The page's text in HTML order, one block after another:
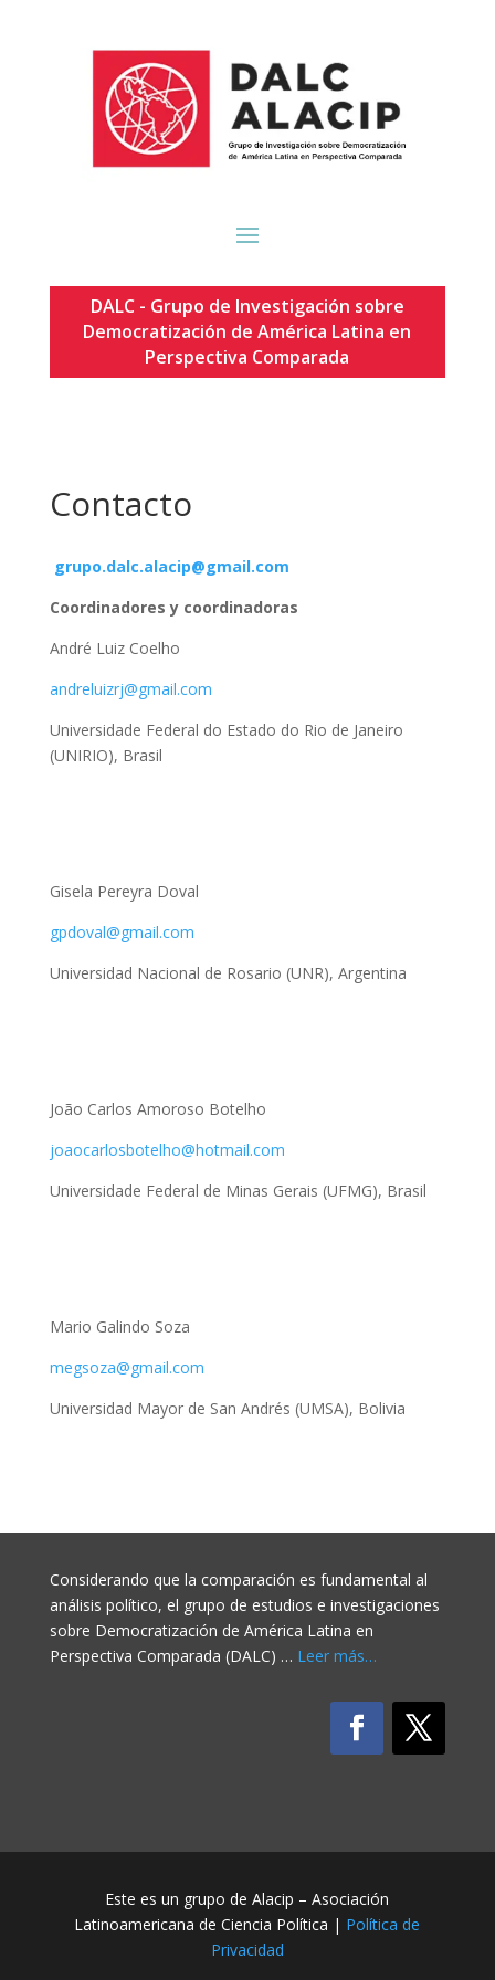
DALC - Grupo de Investigación sobre
Democratización de América Latina en
Perspectiva Comparada
Contacto
grupo.dalc.alacip@gmail.com
Coordinadores y coordinadoras
André Luiz Coelho
andreluizrj@gmail.com
Universidade Federal do Estado do Rio de Janeiro
(UNIRIO), Brasil
Gisela Pereyra Doval
gpdoval@gmail.com
Universidad Nacional de Rosario (UNR), Argentina
João Carlos Amoroso Botelho
joaocarlosbotelho@hotmail.com
Universidade Federal de Minas Gerais (UFMG), Brasil
Mario Galindo Soza
megsoza@gmail.com
Universidad Mayor de San Andrés (UMSA), Bolivia
Considerando que la comparación es fundamental al
análisis político, el grupo de estudios e investigaciones
sobre Democratización de América Latina en
Perspectiva Comparada (DALC) … Leer más…
Este es un grupo de Alacip – Asociación
Latinoamericana de Ciencia Política | Política de
Privacidad